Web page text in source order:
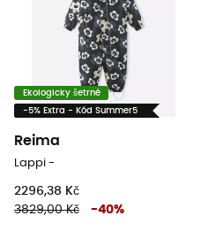
Ekologicky šetrné
-5% Extra - Kód Summer5
Reima
Lappi -
2296,38 Kč
3829,00 Kč
-40%